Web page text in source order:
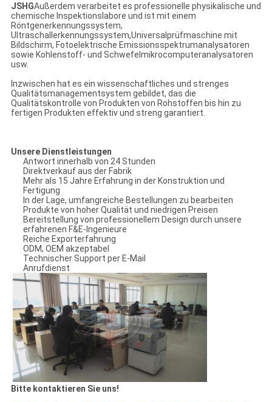
JSHGAußerdem verarbeitet es professionelle physikalische und
chemische Inspektionslabore und ist mit einem
Röntgenerkennungssystem,
Ultraschallerkennungssystem,Universalprüfmaschine mit
Bildschirm, Fotoelektrische Emissionsspektrumanalysatoren
sowie Kohlenstoff- und Schwefelmikrocomputeranalysatoren
usw.
Inzwischen hat es ein wissenschaftliches und strenges
Qualitätsmanagementsystem gebildet, das die
Qualitätskontrolle von Produkten von Rohstoffen bis hin zu
fertigen Produkten effektiv und streng garantiert.
Unsere Dienstleistungen
Antwort innerhalb von 24 Stunden
Direktverkauf aus der Fabrik
Mehr als 15 Jahre Erfahrung in der Konstruktion und
Fertigung
In der Lage, umfangreiche Bestellungen zu bearbeiten
Produkte von hoher Qualität und niedrigen Preisen
Bereitstellung von professionellem Design durch unsere
erfahrenen F&E-Ingenieure
Reiche Exporterfahrung
ODM, OEM akzeptabel
Technischer Support per E-Mail
Anrufdienst
Bitte kontaktieren Sie uns!